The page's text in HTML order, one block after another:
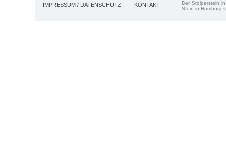
IMPRESSUM / DATENSCHUTZ KONTAKT
Der Stolperstein
Stein in Hamburg